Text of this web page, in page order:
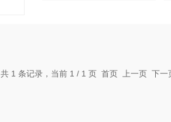
共 1 条记录，当前 1 / 1 页 首页 上一页 下